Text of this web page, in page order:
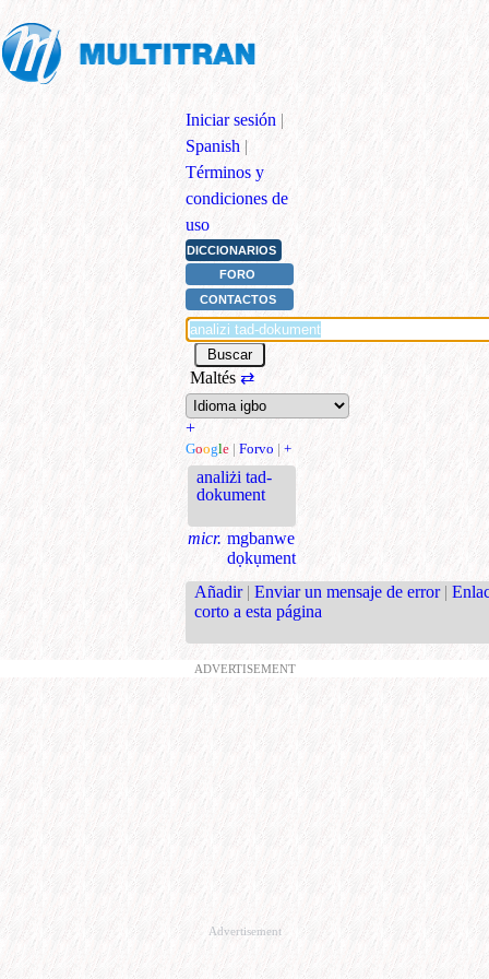
Iniciar sesión |
Spanish |
Términos y
condiciones de
uso
DICCIONARIOS
FORO
CONTACTOS
Maltés ⇄
+
Google | Forvo | +
analiżi tad-
dokument
micr. mgbanwe
dọkụment
Añadir | Enviar un mensaje de error |
corto a esta página
ADVERTISEMENT
Advertisement